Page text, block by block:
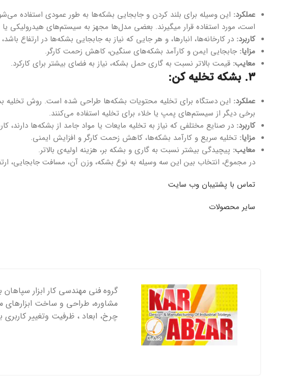
عملکرد: این وسیله برای بلند کردن و جابجایی بشکه‌ها به طور عمودی استفاده
است، مورد استفاده قرار میگیرند. بعضی مدل‌ها مجهز به سیستم‌های هیدرولیکی
کاربرد: در کارخانه‌ها، انبارها، و هر جایی که نیاز به جابجایی بشکه‌ها در ارتفاع
مزایا: جابجایی ایمن و کارآمد بشکه‌های سنگین، کاهش زحمت کارگر.
معایب: قیمت بالاتر نسبت به گاری حمل بشکه، نیاز به فضای بیشتر برای کارکرد.
۳. بشکه تخلیه کن:
عملکرد: این دستگاه برای تخلیه محتویات بشکه‌ها طراحی شده است. روش تخلیه
برخی دیگر از سیستم‌های پمپ یا خلاء برای تخلیه استفاده می‌کنند.
کاربرد: در صنایع مختلفی که نیاز به تخلیه مایعات یا مواد جامد از بشکه‌ها دارند،
مزایا: تخلیه سریع و کارآمد بشکه‌ها، کاهش زحمت کارگر و افزایش ایمنی.
معایب: پیچیدگی بیشتر نسبت به گاری و بشکه بر، هزینه اولیه‌ی بالاتر.
در مجموع، انتخاب بین این سه وسیله به نوع بشکه، وزن آن، مسافت جابجایی،
تماس با پشتیبان وب سایت
سایر محصولات
گروه فنی مهندسی کار ابزار
مشاوره، طراحی و ساخت ابزارهای
چرخ، ابعاد ، ظرفیت وتغییر